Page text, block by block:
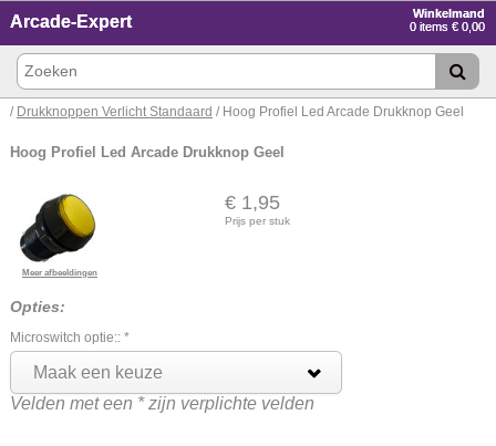
Winkelmand
0 items € 0,00
Arcade-Expert
/ Drukknoppen Verlicht Standaard / Hoog Profiel Led Arcade Drukknop Geel
Hoog Profiel Led Arcade Drukknop Geel
Meer afbeeldingen
€ 1,95
Prijs per stuk
Opties:
Microswitch optie:: *
Maak een keuze
Velden met een * zijn verplichte velden